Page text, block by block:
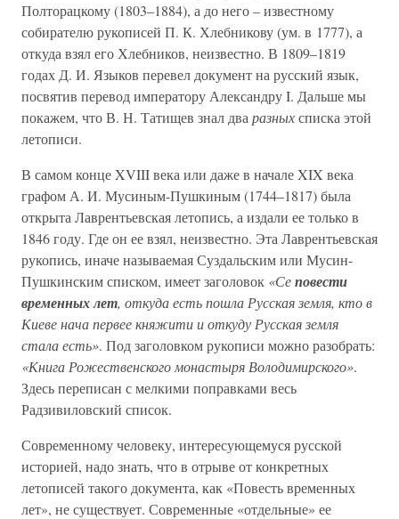
Полторацкому (1803–1884), а до него – известному
собирателю рукописей П. К. Хлебникову (ум. в 1777), а
откуда взял его Хлебников, неизвестно. В 1809–1819
годах Д. И. Языков перевел документ на русский язык,
посвятив перевод императору Александру I. Дальше мы
покажем, что В. Н. Татищев знал два разныхсписка этой
летописи.
В самом конце XVIII века или даже в начале XIX века
графом А. И. Мусиным-Пушкиным (1744–1817) была
открыта Лаврентьевская летопись, а издали ее только в
1846 году. Где он ее взял, неизвестно. Эта Лаврентьевская
рукопись, иначе называемая Суздальским или Мусин-
Пушкинским списком, имеет заголовок «Сеповести
временных лет, откуда есть пошла Русская земля, кто в
Киеве нача первее княжити и откуду Русская земля
стала есть». Под заголовком рукописи можно разобрать:
«Книга Рожественского монастыря Володимирского».
Здесь переписан с мелкими поправками весь
Радзивиловский список.
Современному человеку, интересующемуся русской
историей, надо знать, что в отрыве от конкретных
летописей такого документа, как «Повесть временных
лет», не существует. Современные «отдельные» ее